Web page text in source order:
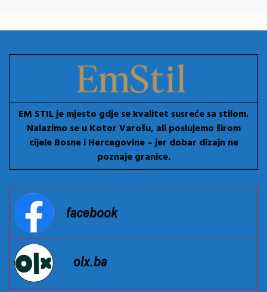
EM STIL je mjesto gdje se kvalitet susreće sa stilom.
Nalazimo se u Kotor Varošu, ali poslujemo širom
cijele Bosne i Hercegovine – jer dobar dizajn ne
poznaje granice.